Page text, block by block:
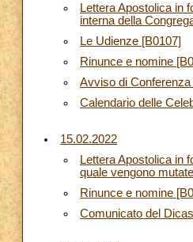
Lettera Apostolica in
interna della
Le Udienze [B0107]
Rinunce e nomine
Avviso di
Calendario delle
15.02.2022
Lettera Apostolica in
quale vengono
Rinunce e nomine
Comunicato del